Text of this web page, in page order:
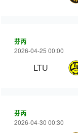
芬丙
2026-04-25 00:00
LTU
芬丙
2026-04-30 00:30